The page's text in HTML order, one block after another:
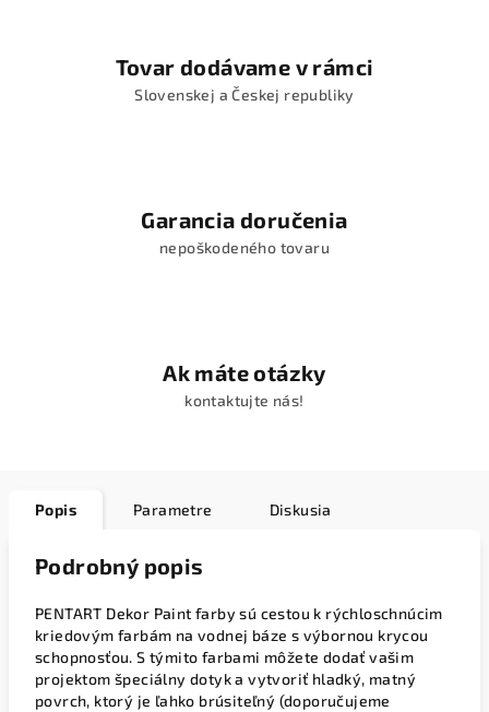
Tovar dodávame v rámci
Slovenskej a Českej republiky
Garancia doručenia
nepoškodeného tovaru
Ak máte otázky
kontaktujte nás!
Popis Parametre Diskusia
Podrobný popis
PENTART Dekor Paint farby sú cestou k rýchloschnúcim
kriedovým farbám na vodnej báze s výbornou krycou
schopnosťou. S týmito farbami môžete dodať vašim
projektom špeciálny dotyk a vytvoriť hladký, matný
povrch, ktorý je ľahko brúsiteľný (doporučujeme